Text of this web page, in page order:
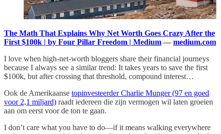
The Math That Explains Why Net Worth Goes Crazy After the
First $100k | by Four Pillar Freedom | Medium — medium.com
I love when high-net-worth bloggers share their financial journeys
because I always see a similar trend: It takes years to save the first
$100k, but after crossing that threshold, compound interest…
Ook de Amerikaanse topinvesteerder Charlie Munger (97 en goed
voor 2,1 miljard) raadt iedereen die zijn vermogen wil laten groeien
aan om eerst voor de ton te gaan.
I don’t care what you have to do—if it means walking everywhere